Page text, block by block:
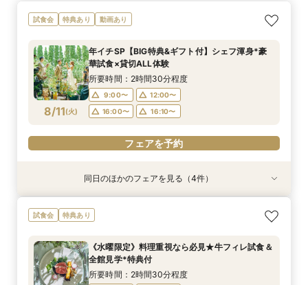
試食会 特典あり 動画あり
8/11(火)
年イチSP【BIG特典&ギフト付】シェフ渾身*豪
華試食×貸切ALL体験
所要時間：2時間30分程度
9:00〜
12:00〜
16:00〜
16:10〜
フェアを予約
特典あり
8/11(火)
《徹底比較*2件目以降の方へ》見積り相談×試食
付*貸切邸宅体験
9:00〜
12:00〜
16:00〜
16:10〜
特典あり
8/11(火)
【お料理重視◎】シェフ渾身の豪華フレンチ試食
×おもてなし体験
9:00〜
12:00〜
16:00〜
16:10〜
特典あり
8/11(火)
初見学でも安心◎「即決なし」アップ額が少ない
新プラン×試食付
9:00〜
12:00〜
16:00〜
16:10〜
特典あり
8/11(火)
【大人10名～貸切W】少人数向けフェア♪豪華試
食＆見積もり相談
9:00〜
12:00〜
16:00〜
16:10〜
同日のほかのフェアを見る（4件）
試食会 特典あり
《水曜限定》料理重視なら必見★牛フィレ試食＆
全館見学*特典付
所要時間：2時間30分程度